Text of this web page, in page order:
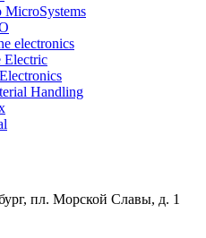
MicroSystems
electronics
Electric
Handling
пл. Морской Славы, д. 1